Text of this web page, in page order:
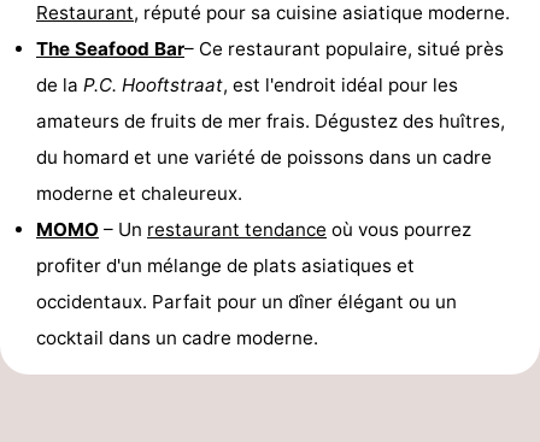
Restaurant, réputé pour sa cuisine asiatique moderne.
The Seafood Bar– Ce restaurant populaire, situé près
de la P.C. Hooftstraat, est l'endroit idéal pour les
amateurs de fruits de mer frais. Dégustez des huîtres,
du homard et une variété de poissons dans un cadre
moderne et chaleureux.
MOMO – Un restaurant tendance où vous pourrez
profiter d'un mélange de plats asiatiques et
occidentaux. Parfait pour un dîner élégant ou un
cocktail dans un cadre moderne.